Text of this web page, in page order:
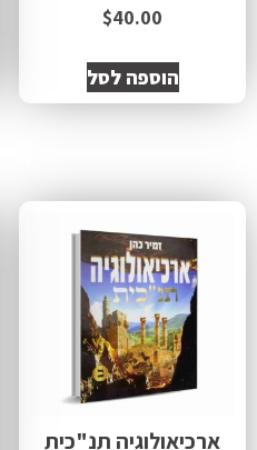
$40.00
הוספה לסל
ארכיאולוגיה תנ"כית